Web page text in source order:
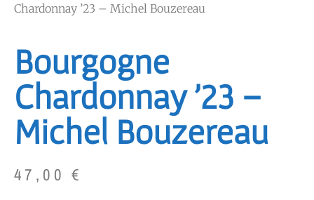
Chardonnay ’23 – Michel Bouzereau
Bourgogne
Chardonnay ’23 –
Michel Bouzereau
47,00€